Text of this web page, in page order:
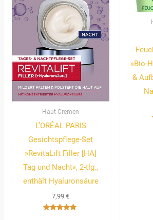
Haut Cremen
L’ORÉAL PARIS
Gesichtspflege-Set
»RevitaLift Filler [HA]
Tag und Nacht«, 2-tlg.,
enthält Hyaluronsäure
7,99€
»Bio-
&